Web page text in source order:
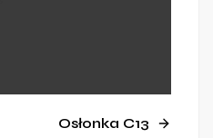
Osłonka C13